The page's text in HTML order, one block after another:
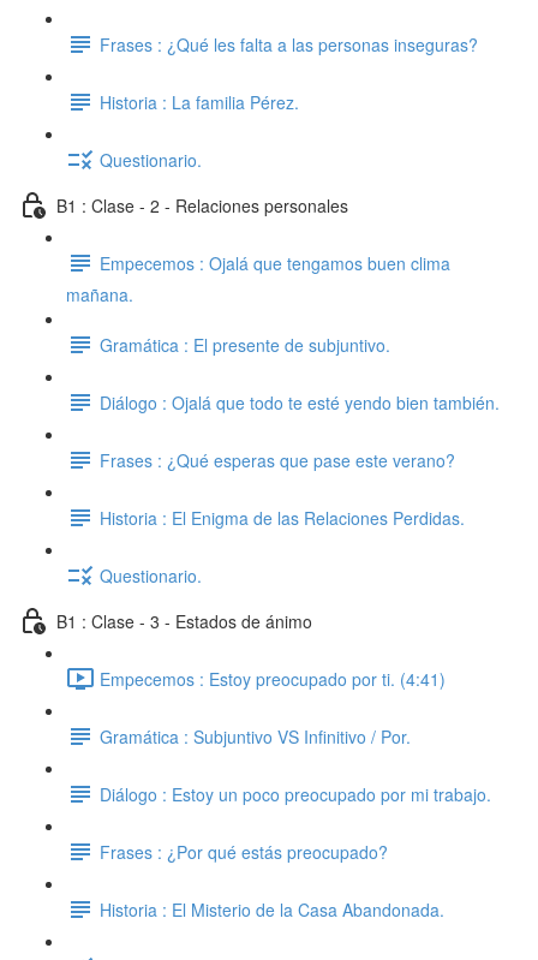
Frases : ¿Qué les falta a las personas inseguras?
Historia : La familia Pérez.
Questionario.
B1 : Clase - 2 - Relaciones personales
Empecemos : Ojalá que tengamos buen clima
mañana.
Gramática : El presente de subjuntivo.
Diálogo : Ojalá que todo te esté yendo bien también.
Frases : ¿Qué esperas que pase este verano?
Historia : El Enigma de las Relaciones Perdidas.
Questionario.
B1 : Clase - 3 - Estados de ánimo
Empecemos : Estoy preocupado por ti. (4:41)
Gramática : Subjuntivo VS Infinitivo / Por.
Diálogo : Estoy un poco preocupado por mi trabajo.
Frases : ¿Por qué estás preocupado?
Historia : El Misterio de la Casa Abandonada.